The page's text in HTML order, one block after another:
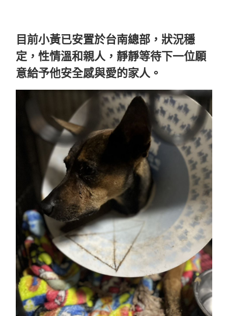
目前小黃已安置於台南總部，狀況穩
定，性情溫和親人，靜靜等待下一位願
意給予他安全感與愛的家人。